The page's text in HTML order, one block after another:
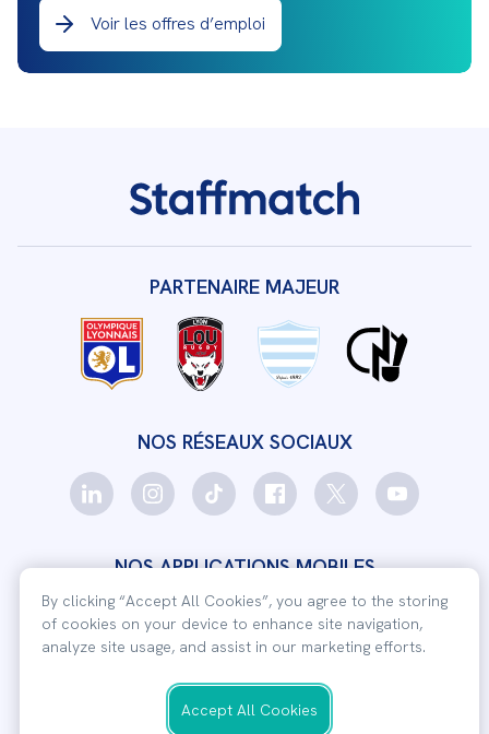
Voir les offres d’emploi
NOS RÉSEAUX SOCIAUX
PARTENAIRE MAJEUR
NOS APPLICATIONS MOBILES
Télécharger notre
application
intérimaire
Télécharger notre
application
analyze site usage, and assist in our marketing efforts.
Accept All Cookies
Cookies Settings